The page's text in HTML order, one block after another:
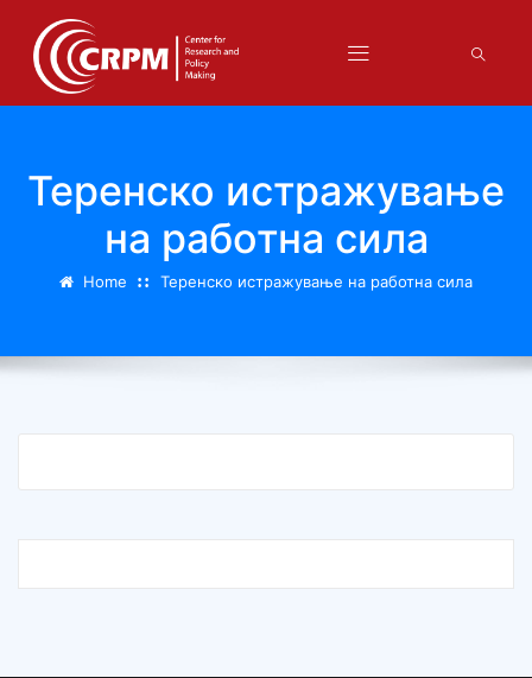
Теренско истражување
на работна сила
Home Теренско истражување на работна сила